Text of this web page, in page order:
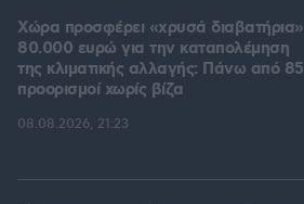
Χώρα προσφέρει «χρυσά διαβατήρια»
80.000 ευρώ για την καταπολέμηση
της κλιματικής αλλαγής: Πάνω από 85
προορισμοί χωρίς βίζα
08.08.2026, 21:23